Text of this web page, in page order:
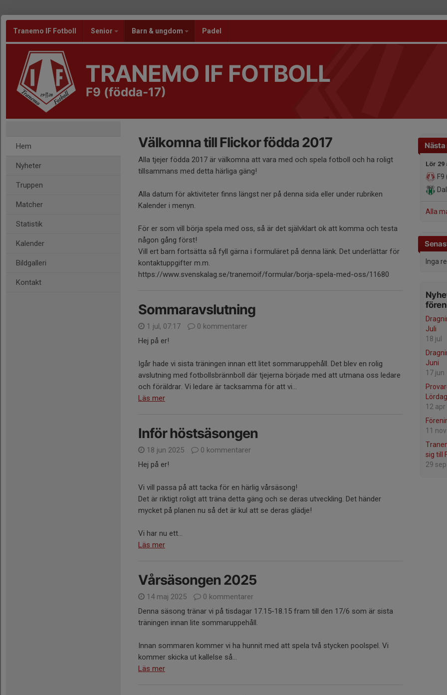
Tranemo IF Fotboll Senior Barn & ungdom Padel
TRANEMO IF FOTBOLL
F9 (födda-17)
Hem
Nyheter
Truppen
Matcher
Statistik
Kalender
Bildgalleri
Kontakt
Lör 29
Alla
Inga
Juli
18 jul
Juni
17 jun
12 apr
11
sig till
29
Välkomna till Flickor födda 2017
Alla tjejer födda 2017 är välkomna att vara med och spela fotboll och ha roligt
tillsammans med detta härliga gäng!
Alla datum för aktiviteter finns längst ner på denna sida eller under rubriken
Kalender i menyn.
För er som vill börja spela med oss, så är det självklart ok att komma och testa
någon gång först!
Vill ert barn fortsätta så fyll gärna i formuläret på denna länk. Det underlättar för
kontaktuppgifter m.m.
https://www.svenskalag.se/tranemoif/formular/borja-spela-med-oss/11680
Sommaravslutning
1 jul, 07:17
0 kommentarer
Hej på er!
Igår hade vi sista träningen innan ett litet sommaruppehåll. Det blev en rolig
avslutning med fotbollsbrännboll där tjejerna började med att utmana oss ledare
och föräldrar. Vi ledare är tacksamma för att vi...
Läs mer
Inför höstsäsongen
18 jun 2025
0 kommentarer
Hej på er!
Vi vill passa på att tacka för en härlig vårsäsong!
Det är riktigt roligt att träna detta gäng och se deras utveckling. Det händer
mycket på planen nu så det är kul att se deras glädje!
Vi har nu ett...
Läs mer
Vårsäsongen 2025
14 maj 2025
0 kommentarer
Denna säsong tränar vi på tisdagar 17.15-18.15 fram till den 17/6 som är sista
träningen innan lite sommaruppehåll.
Innan sommaren kommer vi ha hunnit med att spela två stycken poolspel. Vi
kommer skicka ut kallelse så...
Läs mer